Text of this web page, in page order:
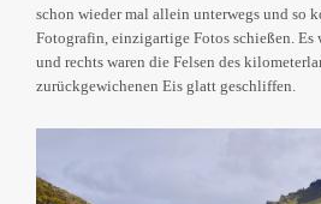
schon wieder mal allein unterwegs und so
Fotografin, einzigartige Fotos schießen.
und rechts waren die Felsen des
zurückgewichenen Eis glatt geschliffen.